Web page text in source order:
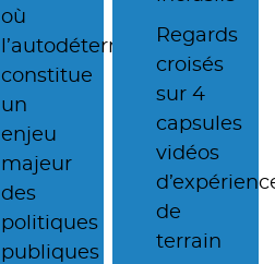
où
l’autodétermination
constitue
un
enjeu
majeur
des
politiques
publiques
Regards
croisés
sur 4
capsules
vidéos
de
terrain